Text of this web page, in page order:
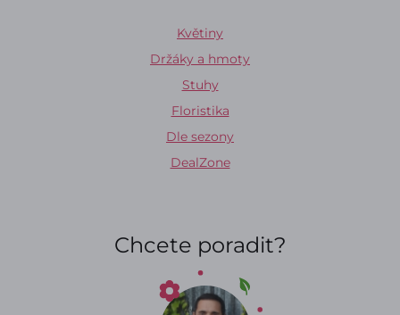
Květiny
Držáky a hmoty
Stuhy
Floristika
Dle sezony
DealZone
Chcete poradit?